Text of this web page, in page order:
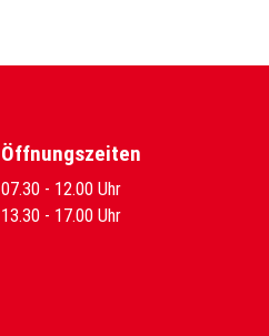
Öffnungszeiten
07.30 - 12.00 Uhr
13.30 - 17.00 Uhr